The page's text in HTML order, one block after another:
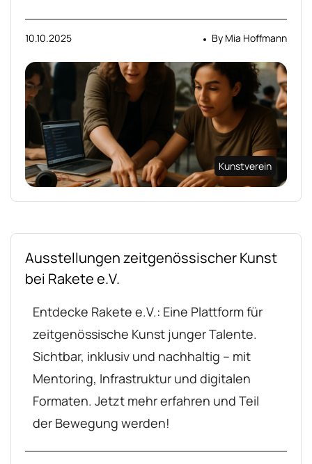
10.10.2025 By Mia Hoffmann
Kunstverein
Ausstellungen zeitgenössischer Kunst
bei Rakete e.V.
Entdecke Rakete e.V.: Eine Plattform für
zeitgenössische Kunst junger Talente.
Sichtbar, inklusiv und nachhaltig – mit
Mentoring, Infrastruktur und digitalen
Formaten. Jetzt mehr erfahren und Teil
der Bewegung werden!